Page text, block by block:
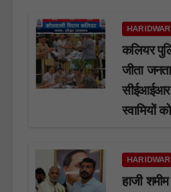
HARIDWAR
कलियर
जीता
सीईआईआर
स्वामियों
HARIDWAR
हाजी